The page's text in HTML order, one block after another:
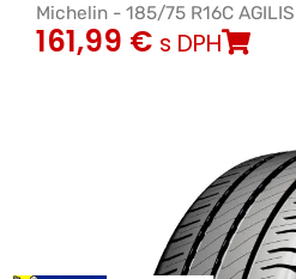
Michelin - 185/75 R16C
161,99 € s DPH